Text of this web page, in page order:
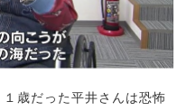
歳だった平井さんは恐怖